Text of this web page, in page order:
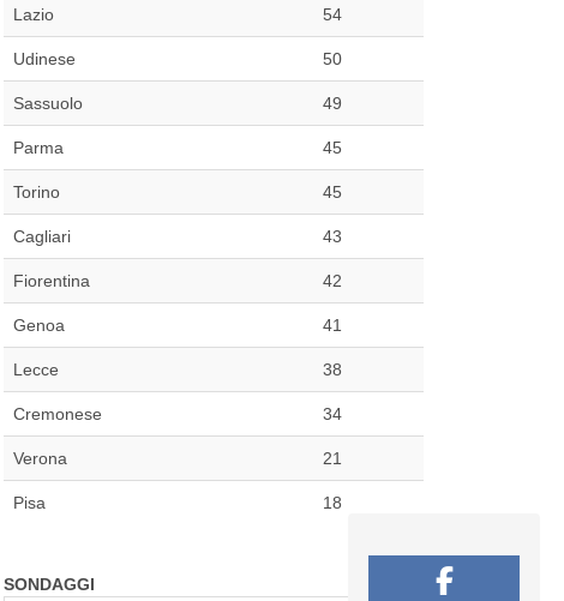
Lazio 54
Udinese 50
Sassuolo 49
Parma 45
Torino 45
Cagliari 43
Fiorentina 42
Genoa 41
Lecce 38
Cremonese 34
Verona 21
Pisa 18
SONDAGGI